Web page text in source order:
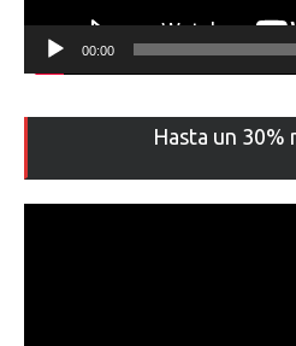
00:00
Hasta un 30%